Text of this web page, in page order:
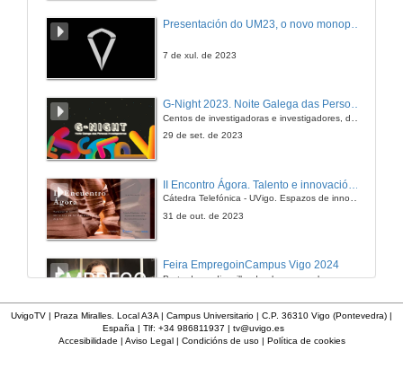
Palestra Deloitte
Palestra Eures
Palestra Bosch
7 de xul. de 2023
G-Night 2023. Noite Galega das Persoas Investigadoras. Conciencias creativas
29 de set. de 2023
Cátedra Telefónica - UVigo. Espazos de innovación
31 de out. de 2023
Feira EmpregoinCampus Vigo 2024
Preto de medio millar de alumnas e alumnos buscan coñecer máis de preto as oportunidades que lles achegan as arredor de medio cento de empresas que participan na edición viguesa da feira. Xunto coa visita aos stands, durante a feria desenvólvense varias actividades complementarias, como obradoiros, conversas, mesas redondas ou o pasaporte de empregabilidade, un espazo no que poderán recibir asesoramento sobre o seu CV.
UvigoTV | Praza Miralles. Local A3A | Campus Universitario | C.P. 36310 Vigo (Pontevedra) |
España | Tlf: +34 986811937 | tv@uvigo.es
Accesibilidade | Aviso Legal| Condicións de uso| Política de cookies